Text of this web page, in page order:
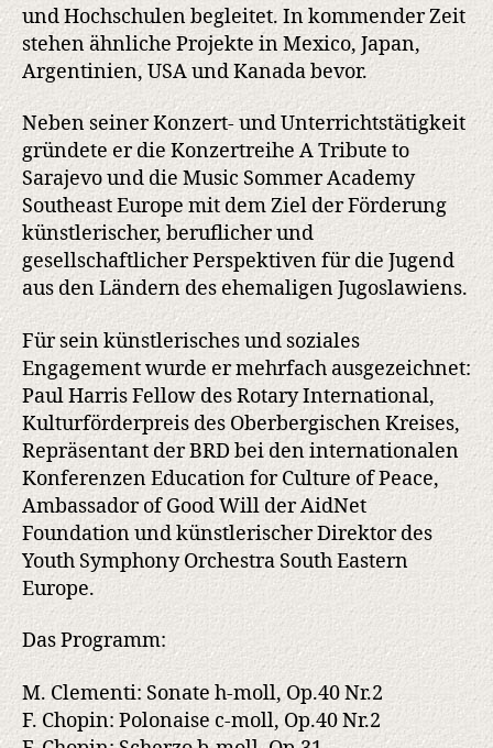
und Hochschulen begleitet. In kommender Zeit
stehen ähnliche Projekte in Mexico, Japan,
Argentinien, USA und Kanada bevor.
Neben seiner Konzert- und Unterrichtstätigkeit
gründete er die Konzertreihe A Tribute to
Sarajevo und die Music Sommer Academy
Southeast Europe mit dem Ziel der Förderung
künstlerischer, beruflicher und
gesellschaftlicher Perspektiven für die Jugend
aus den Ländern des ehemaligen Jugoslawiens.
Für sein künstlerisches und soziales
Engagement wurde er mehrfach ausgezeichnet:
Paul Harris Fellow des Rotary International,
Kulturförderpreis des Oberbergischen Kreises,
Repräsentant der BRD bei den internationalen
Konferenzen Education for Culture of Peace,
Ambassador of Good Will der AidNet
Foundation und künstlerischer Direktor des
Youth Symphony Orchestra South Eastern
Europe.
Das Programm:
M. Clementi: Sonate h-moll, Op.40 Nr.2
F. Chopin: Polonaise c-moll, Op.40 Nr.2